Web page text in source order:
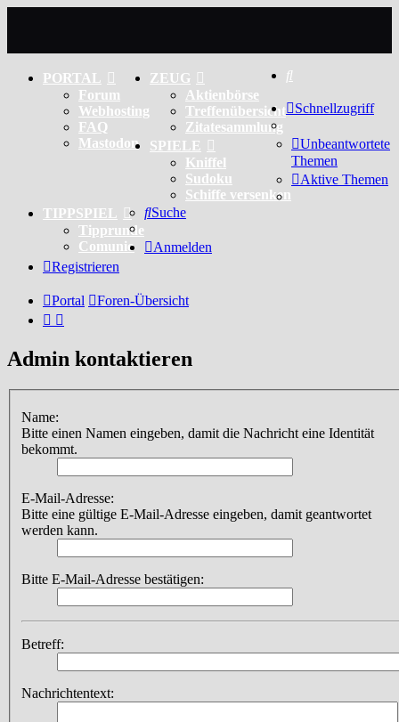
PORTAL
Forum
Webhosting
FAQ
Mastodon
ZEUG
Aktienbörse
Treffenübersicht
Zitatesammlung
SPIELE
Kniffel
Sudoku
Schiffe versenken
TIPPSPIEL
Tipprunde
Comunio
Schnellzugriff
Unbeantwortete
Themen
Aktive Themen
Suche
Anmelden
Registrieren
Portal Foren-Übersicht
Admin kontaktieren
Name:
Bitte einen Namen eingeben, damit die Nachricht eine Identität
bekommt.
E-Mail-Adresse:
Bitte eine gültige E-Mail-Adresse eingeben, damit geantwortet
werden kann.
Bitte E-Mail-Adresse bestätigen:
Betreff:
Nachrichtentext: